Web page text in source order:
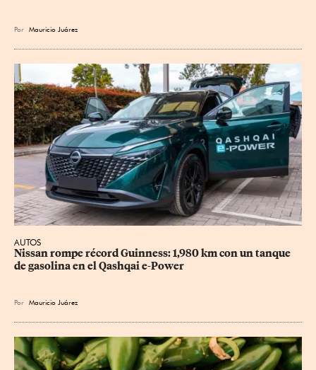
Por Mauricio Juárez
AUTOS
Nissan rompe récord Guinness: 1,980 km con un tanque
de gasolina en el Qashqai e-Power
Por Mauricio Juárez